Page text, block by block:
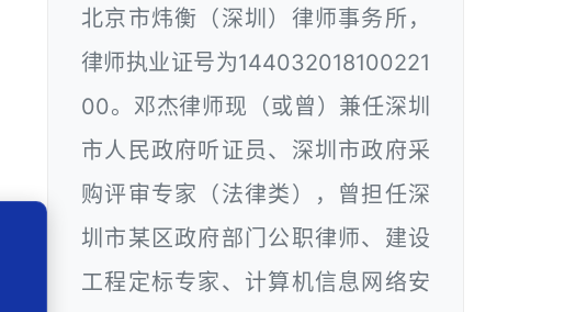
北京市炜衡（深圳）律师事务所，
律师执业证号为144032018100221
00。邓杰律师现（或曾）兼任深圳
市人民政府听证员、深圳市政府采
购评审专家（法律类），曾担任深
圳市某区政府部门公职律师、建设
工程定标专家、计算机信息网络安